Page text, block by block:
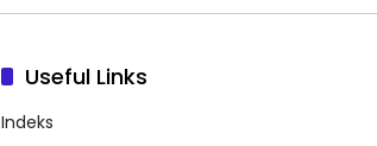
Useful Links
Indeks